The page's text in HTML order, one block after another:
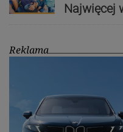
Najwięcej
Reklama